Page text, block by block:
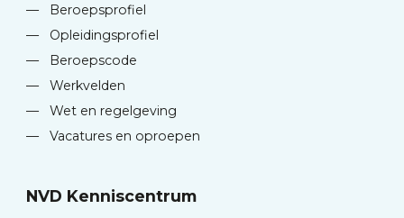
—
Beroepsprofiel
—
Opleidingsprofiel
—
Beroepscode
—
Werkvelden
—
Wet en regelgeving
—
Vacatures en oproepen
NVD Kenniscentrum